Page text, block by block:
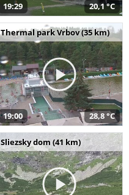
19:29 20,1 °C
Thermal park Vrbov (35 km)
19:00 28,8 °C
Sliezsky dom (41 km)